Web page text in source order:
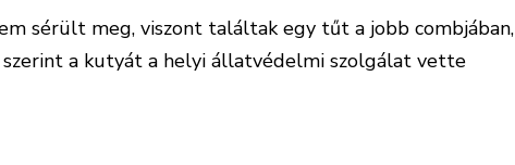
sérült meg, viszont találtak egy tűt a jobb combjában,
a kutyát a helyi állatvédelmi szolgálat vette